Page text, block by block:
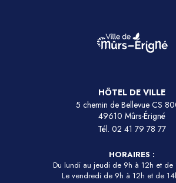
HÔTEL DE VILLE
5 chemin de Bellevue CS
49610 Mûrs-Érigné
Tél. 02 41 79 78 77
HORAIRES :
Du lundi au jeudi de 9h à 12h et de
Le vendredi de 9h à 12h et de